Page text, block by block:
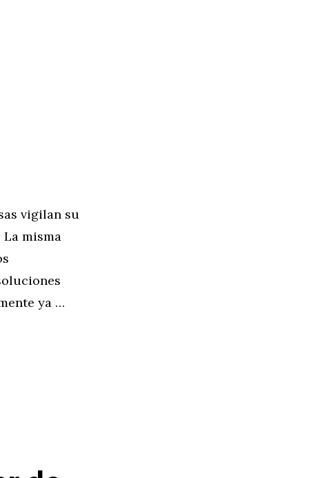
vigilan su
misma
ya …